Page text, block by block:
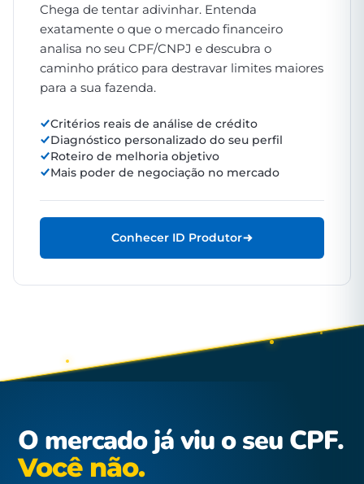
Chega de tentar adivinhar. Entenda
exatamente o que o mercado financeiro
analisa no seu CPF/CNPJ e descubra o
caminho prático para destravar limites maiores
para a sua fazenda.
Critérios reais de análise de crédito
Diagnóstico personalizado do seu perfil
Roteiro de melhoria objetivo
Mais poder de negociação no mercado
Conhecer ID Produtor
O mercado já viu o seu CPF.
Você não.